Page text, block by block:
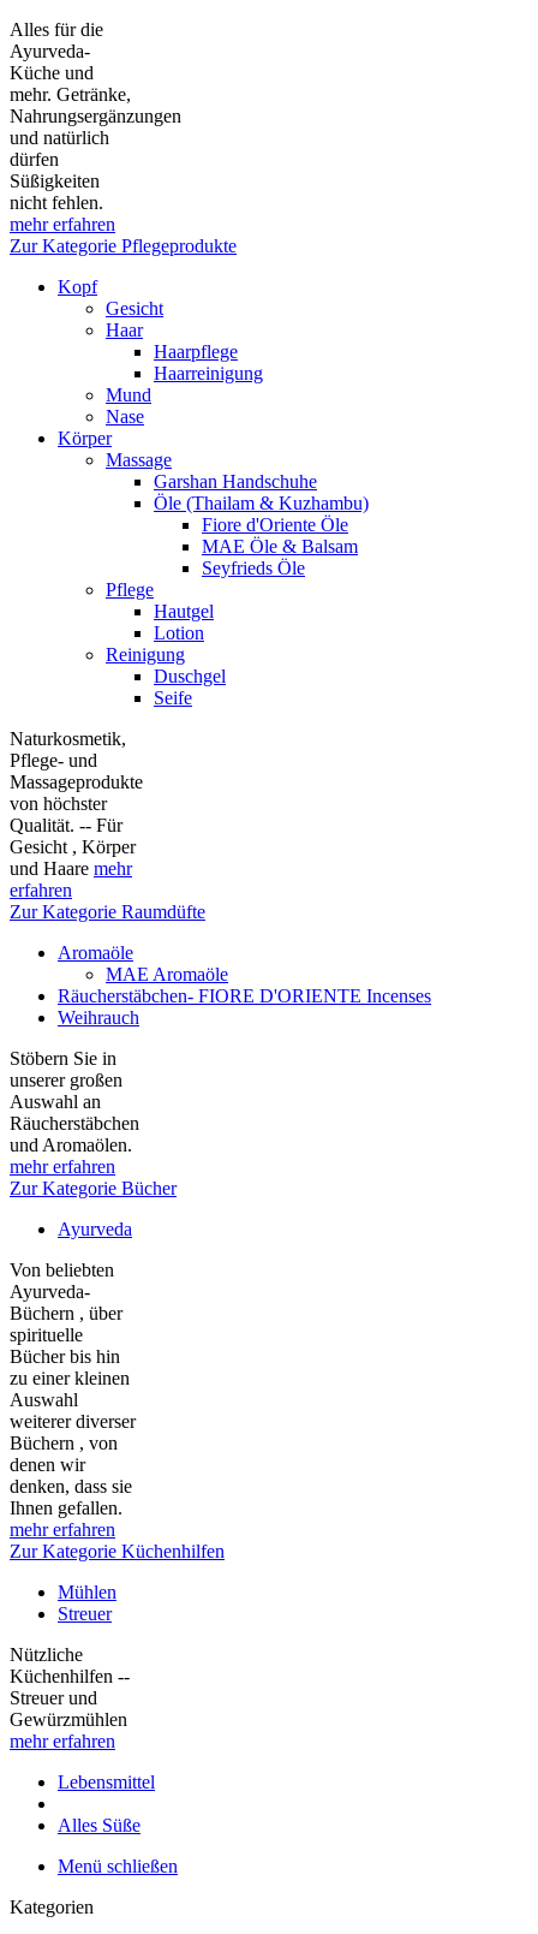
Alles für die
Ayurveda-
Küche und
mehr. Getränke,
Nahrungsergänzungen
und natürlich
dürfen
Süßigkeiten
nicht fehlen.
mehr erfahren
Zur Kategorie Pflegeprodukte
Kopf
Gesicht
Haar
Haarpflege
Haarreinigung
Mund
Nase
Körper
Massage
Garshan Handschuhe
Öle (Thailam & Kuzhambu)
Fiore d'Oriente Öle
MAE Öle & Balsam
Seyfrieds Öle
Pflege
Hautgel
Lotion
Reinigung
Duschgel
Seife
Naturkosmetik,
Pflege- und
Massageprodukte
von höchster
Qualität. -- Für
Gesicht , Körper
und Haare mehr
erfahren
Zur Kategorie Raumdüfte
Aromaöle
MAE Aromaöle
Räucherstäbchen- FIORE D'ORIENTE Incenses
Weihrauch
Stöbern Sie in
unserer großen
Auswahl an
Räucherstäbchen
und Aromaölen.
mehr erfahren
Zur Kategorie Bücher
Ayurveda
Von beliebten
Ayurveda-
Büchern , über
spirituelle
Bücher bis hin
zu einer kleinen
Auswahl
weiterer diverser
Büchern , von
denen wir
denken, dass sie
Ihnen gefallen.
mehr erfahren
Zur Kategorie Küchenhilfen
Mühlen
Streuer
Nützliche
Küchenhilfen --
Streuer und
Gewürzmühlen
mehr erfahren
Lebensmittel
Alles Süße
Menü schließen
Kategorien